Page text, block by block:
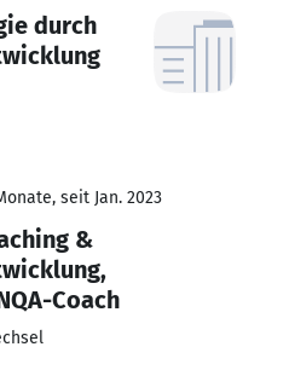
durch
seit Jan. 2023
&
Coach